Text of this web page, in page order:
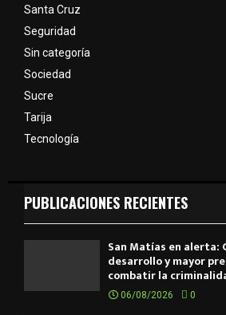
Santa Cruz
Seguridad
Sin categoría
Sociedad
Sucre
Tarija
Tecnología
PUBLICACIONES RECIENTES
San Matías en alerta:
desarrollo y mayor
combatir la
06/08/2026 0